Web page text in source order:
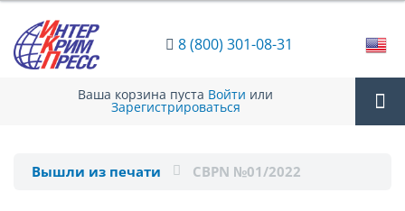
8 (800) 301-08-31
Ваша корзина пуста Войти или
Зарегистрироваться
Вышли из печати CBPN №01/2022